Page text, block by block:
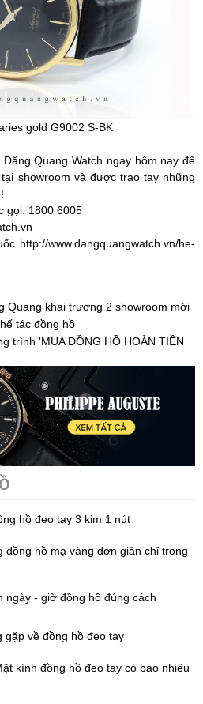
Quang Watch ngay hôm nay để
showroom và được trao tay những
gọi: 1800 6005
http://www.dangquangwatch.vn/he-
Quang khai trương 2 showroom mới
tác đồng hồ
trình 'MUA ĐỒNG HỒ HOÀN TIỀN
hồ đeo tay 3 kim 1 nút
đồng hồ mạ vàng đơn giản chỉ trong
ngày - giờ đồng hồ đúng cách
gặp về đồng hồ đeo tay
kính đồng hồ đeo tay có bao nhiêu